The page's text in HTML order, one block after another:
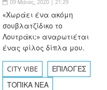
09 Μάιος, 2020 | 21:29
«Χωράει ένα ακόμη
σουβλατζίδικο το
Λουτράκι;» αναρωτιέται
ένας φίλος δίπλα μου.
CITY VIBE
ΕΠΙΛΟΓΕΣ
ΤΟΠΙΚΑ ΝΕΑ